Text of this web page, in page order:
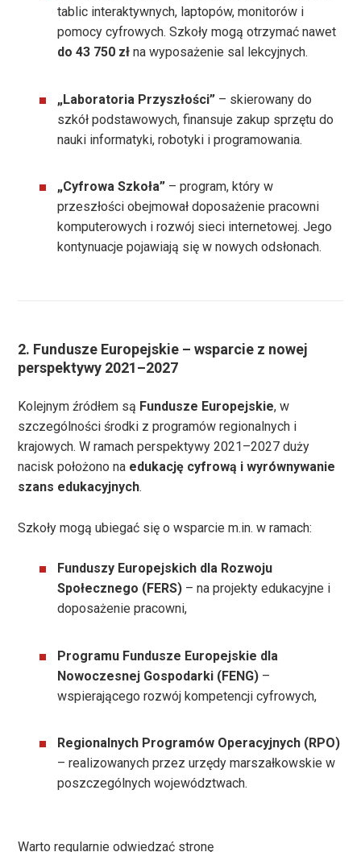
tablic interaktywnych, laptopów, monitorów i
pomocy cyfrowych. Szkoły mogą otrzymać nawet
do 43 750 zł na wyposażenie sal lekcyjnych.
„Laboratoria Przyszłości” – skierowany do
szkół podstawowych, finansuje zakup sprzętu do
nauki informatyki, robotyki i programowania.
„Cyfrowa Szkoła” – program, który w
przeszłości obejmował doposażenie pracowni
komputerowych i rozwój sieci internetowej. Jego
kontynuacje pojawiają się w nowych odsłonach.
2. Fundusze Europejskie – wsparcie z nowej
perspektywy 2021–2027
Kolejnym źródłem są Fundusze Europejskie, w
szczególności środki z programów regionalnych i
krajowych. W ramach perspektywy 2021–2027 duży
nacisk położono na edukację cyfrową i wyrównywanie
szans edukacyjnych.
Szkoły mogą ubiegać się o wsparcie m.in. w ramach:
Funduszy Europejskich dla Rozwoju
Społecznego (FERS) – na projekty edukacyjne i
doposażenie pracowni,
Programu Fundusze Europejskie dla
Nowoczesnej Gospodarki (FENG) –
wspierającego rozwój kompetencji cyfrowych,
Regionalnych Programów Operacyjnych (RPO)
– realizowanych przez urzędy marszałkowskie w
poszczególnych województwach.
Warto regularnie odwiedzać stronę